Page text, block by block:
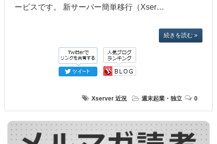
ービスです。 新サーバー簡単移行（Xser…
続きを読む »
Xserver 近況 週末起業・独立 0